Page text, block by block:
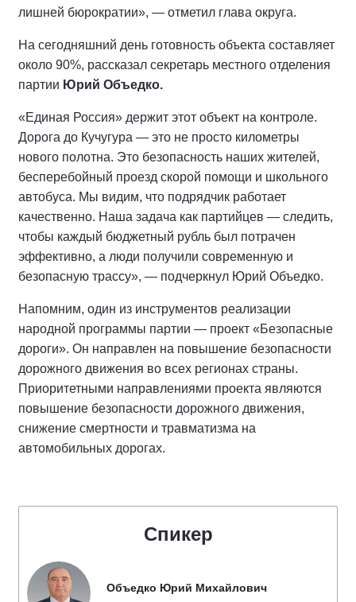
лишней бюрократии», — отметил глава округа.
На сегодняшний день готовность объекта составляет
около 90%, рассказал секретарь местного отделения
партии Юрий Объедко.
«Единая Россия» держит этот объект на контроле.
Дорога до Кучугура — это не просто километры
нового полотна. Это безопасность наших жителей,
бесперебойный проезд скорой помощи и школьного
автобуса. Мы видим, что подрядчик работает
качественно. Наша задача как партийцев — следить,
чтобы каждый бюджетный рубль был потрачен
эффективно, а люди получили современную и
безопасную трассу», — подчеркнул Юрий Объедко.
Напомним, один из инструментов реализации
народной программы партии — проект «Безопасные
дороги». Он направлен на повышение безопасности
дорожного движения во всех регионах страны.
Приоритетными направлениями проекта являются
повышение безопасности дорожного движения,
снижение смертности и травматизма на
автомобильных дорогах.
Спикер
Объедко Юрий Михайлович